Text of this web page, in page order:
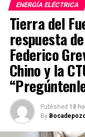
ENERGÍA ELÉCTRICA
Tierra del
respuesta
Federico
Chino y la
Published 18
By